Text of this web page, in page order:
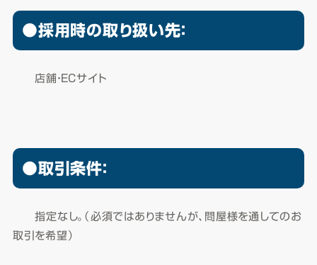
●採用時の取り扱い先：
店舗・ECサイト
●取引条件：
指定なし。（必須ではありませんが、問屋様を通してのお
取引を希望）